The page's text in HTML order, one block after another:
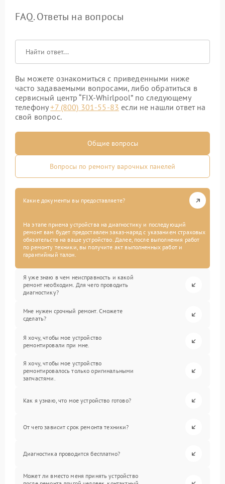
FAQ. Ответы на вопросы
Вы можете ознакомиться с приведенными ниже
часто задаваемыми вопросами, либо обратиться в
сервисный центр “FIX-Whirlpool” по следующему
телефону+7 (800) 301-55-83 если не нашли ответ на
свой вопрос.
Общие вопросы
Вопросы по ремонту варочных панелей
Какие документы вы предоставляете?
На этапе приема устройства на диагностику и последующий
ремонт вам будет предоставлен заказ-наряд с указанием страховых
обязательств на ваше устройство. Далее, после выполнения работ
по ремонту техники, вы получите акт выполненных работ и
гарантийный талон.
Я уже знаю в чем неисправность и какой
ремонт необходим. Для чего проводить
диагностику?
Мне нужен срочный ремонт. Сможете
сделать?
Я хочу, чтобы мое устройство
ремонтировали при мне.
Я хочу, чтобы мое устройство
ремонтировалось только оригинальными
запчастями.
Как я узнаю, что мое устройство готово?
От чего зависит срок ремонта техники?
Диагностика проводится бесплатно?
Может ли вместо меня принять устройство